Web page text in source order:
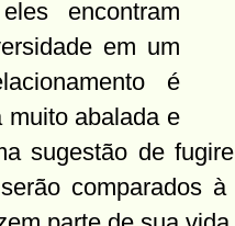
encontram
em um
é
muito abalada e
sugestão de
comparados